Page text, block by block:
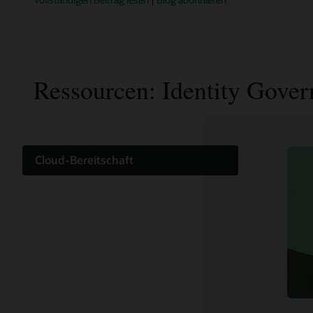
Ressourcen: Identity
Cloud-Bereitschaft